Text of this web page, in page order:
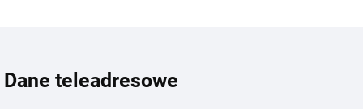
Dane teleadresowe